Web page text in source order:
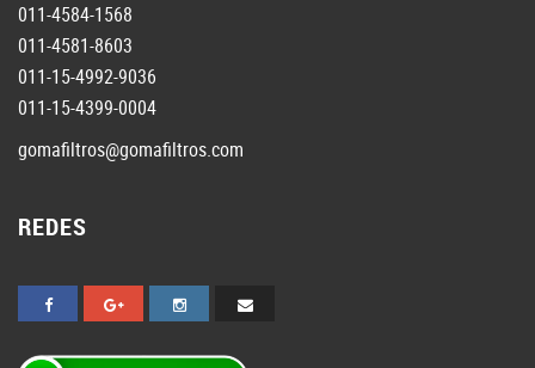
011-4584-1568
011-4581-8603
011-15-4992-9036
011-15-4399-0004
gomafiltros@gomafiltros.com
REDES